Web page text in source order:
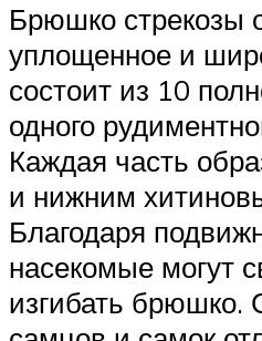
Брюшко стрекозы
уплощенное и
состоит из 10
одного
Каждая часть
и нижним
Благодаря
насекомые могут
изгибать брюшко.